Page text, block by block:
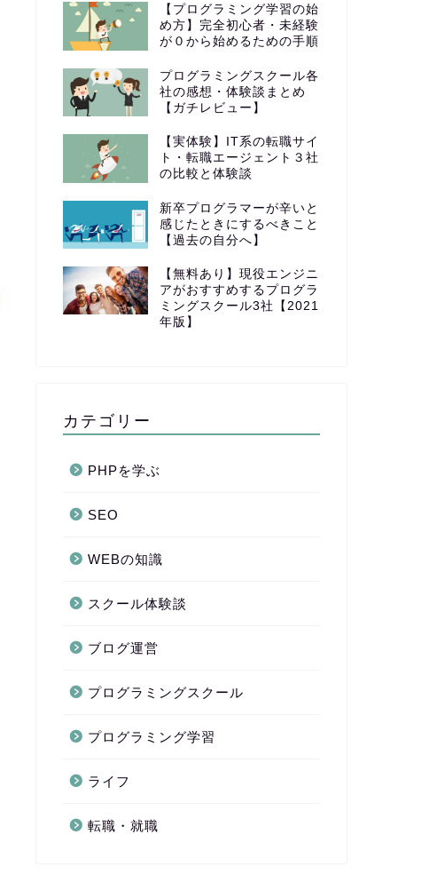
【プログラミング学習の始
め方】完全初心者・未経験
が０から始めるための手順
プログラミングスクール各
社の感想・体験談まとめ
【ガチレビュー】
【実体験】IT系の転職サイ
ト・転職エージェント３社
の比較と体験談
新卒プログラマーが辛いと
感じたときにするべきこと
【過去の自分へ】
【無料あり】現役エンジニ
アがおすすめするプログラ
ミングスクール3社【2021
年版】
カテゴリー
PHPを学ぶ
SEO
WEBの知識
スクール体験談
ブログ運営
プログラミングスクール
プログラミング学習
ライフ
転職・就職